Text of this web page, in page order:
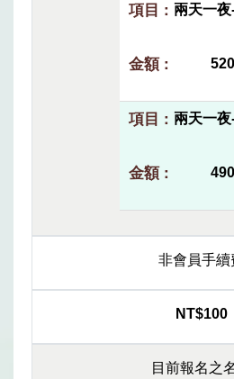
兩天一
兩天一
非會員手續
NT$100
目前報名之